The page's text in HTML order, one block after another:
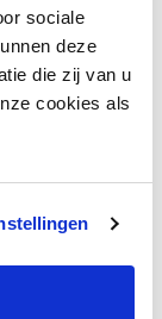
sociale
deze
die zij van u
cookies als